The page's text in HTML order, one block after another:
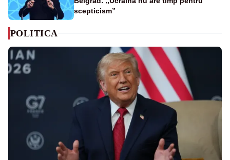
scepticism”
POLITICA